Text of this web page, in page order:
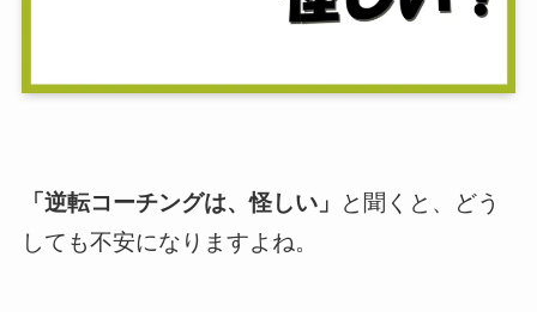
「逆転コーチングは、怪しい」
と聞くと、どう
しても不安になりますよね。